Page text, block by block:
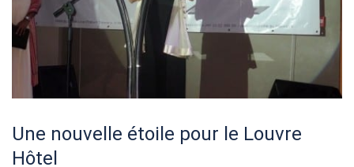
Une nouvelle étoile pour le Louvre
Hôtel